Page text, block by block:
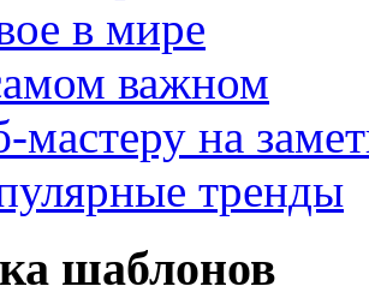
в мире
важном
мастеру на
тренды
шаблонов